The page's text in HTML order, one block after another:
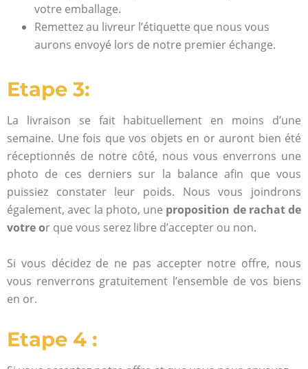
votre emballage.
Remettez au livreur l’étiquette que nous vous
aurons envoyé lors de notre premier échange.
Etape 3:
La livraison se fait habituellement en moins d’une
semaine. Une fois que vos objets en or auront bien été
réceptionnés de notre côté, nous vous enverrons une
photo de ces derniers sur la balance afin que vous
puissiez constater leur poids. Nous vous joindrons
également, avec la photo, une proposition de rachat de
votre or que vous serez libre d’accepter ou non.
Si vous décidez de ne pas accepter notre offre, nous
vous renverrons gratuitement l’ensemble de vos biens
en or.
Etape 4 :